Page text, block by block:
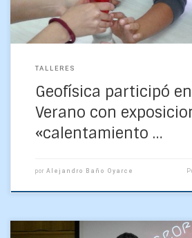
TALLERES
Geofísica participó
Verano con
«calentamiento …
por Alejandro Baño Oyarce